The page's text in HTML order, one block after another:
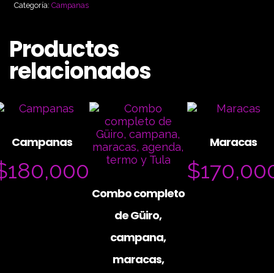
Categoría:Campanas
Productos
relacionados
Campanas
180,000
Combo completo
de Güiro,
campana,
maracas,
Maracas
$